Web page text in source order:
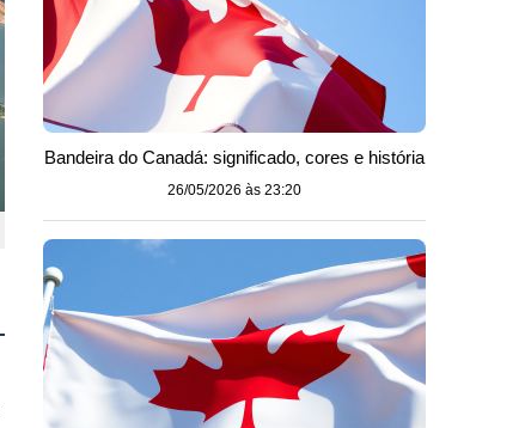
Bandeira do Canadá: significado, cores e história
26/05/2026 às 23:20